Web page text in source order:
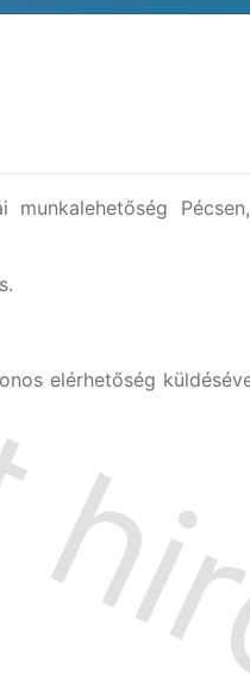
munkalehetőség
elérhetőség